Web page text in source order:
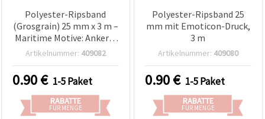
Polyester-Ripsband
(Grosgrain) 25 mm x 3 m –
Maritime Motive: Anker &
Boot – für Deko, Basteln,
Geschenkverpackungen
Artikelnummer: 409082
0.90€ 1-5 Paket
RABATTE
FÜR MENGE
Polyester-Ripsband 25
mm mit Emoticon-Druck,
3 m
Artikelnummer: 409080
0.90€ 1-5 Paket
RABATTE
FÜR MENGE